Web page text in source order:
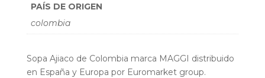
PAÍS DE ORIGEN
colombia
Sopa Ajiaco de Colombia marca MAGGI distribuido
en España y Europa por Euromarket group.